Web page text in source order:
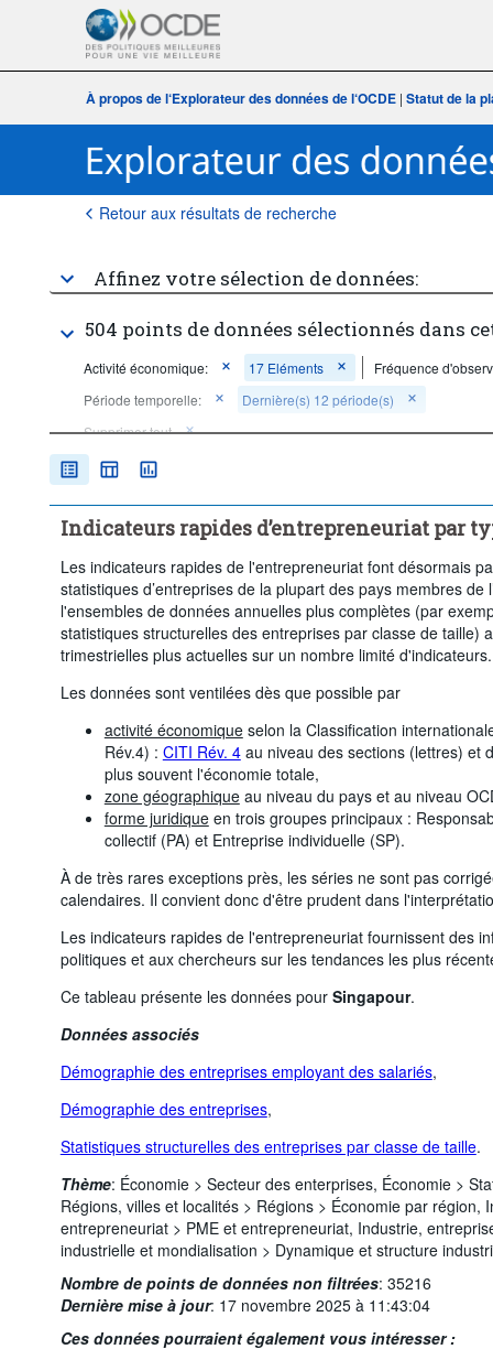
À propos de l‘Explorateur des données de l‘OCDE | Statut de la
Retour aux résultats de recherche
Affinez votre sélection de données:
504 points de données sélectionnés dans
Activité économique: 17 Eléments
Fréquence
Période temporelle:
Dernière(s) 12 période(s)
Supprimer tout
Indicateurs rapides d’entrepreneuriat par
Les indicateurs rapides de l'entrepreneuriat font désormais
statistiques d’entreprises de la plupart des pays membres de
l'ensembles de données annuelles plus complètes (par
statistiques structurelles des entreprises par classe de taille)
trimestrielles plus actuelles sur un nombre limité d'indicateurs.
Les données sont ventilées dès que possible par
activité économiqueselon la Classification
Rév.4) : CITI Rév. 4au niveau des sections (lettres) et
plus souvent l'économie totale,
zone géographiqueau niveau du pays et au niveau
forme juridiqueen trois groupes principaux :
collectif (PA) et Entreprise individuelle (SP).
À de très rares exceptions près, les séries ne sont pas
calendaires. Il convient donc d'être prudent dans
Les indicateurs rapides de l'entrepreneuriat fournissent des
politiques et aux chercheurs sur les tendances les plus
Ce tableau présente les données pour Singapour.
Données associés
Démographie des entreprises employant des salariés,
Démographie des entreprises,
Statistiques structurelles des entreprises par classe de taille.
Thème: Économie > Secteur des enterprises, Économie >
Régions, villes et localités > Régions > Économie par région,
entrepreneuriat > PME et entrepreneuriat, Industrie,
industrielle et mondialisation > Dynamique et structure
Nombre de points de données non filtrées: 35216
Dernière mise à jour: 17 novembre 2025 à 11:43:04
Ces données pourraient également vous intéresser :